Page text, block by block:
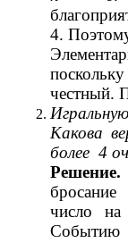
4.
честный.
Какова
более 4
Решение.
число на